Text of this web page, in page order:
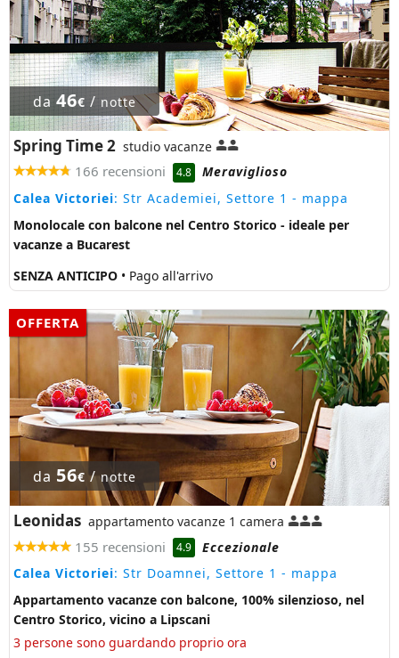
da 46€ / notte
Spring Time 2 studio vacanze
166 recensioni 4.8
Meraviglioso
Calea Victoriei: Str Academiei, Settore 1 - mappa
Monolocale con balcone nel Centro Storico - ideale per
vacanze a Bucarest
SENZA ANTICIPO • Pago all'arrivo
OFFERTA
da 56€ /notte
Leonidas appartamento vacanze 1 camera
155 recensioni 4.9
Eccezionale
Calea Victoriei: Str Doamnei, Settore 1 - mappa
Appartamento vacanze con balcone, 100% silenzioso, nel
Centro Storico, vicino a Lipscani
3 persone sono guardando proprio ora